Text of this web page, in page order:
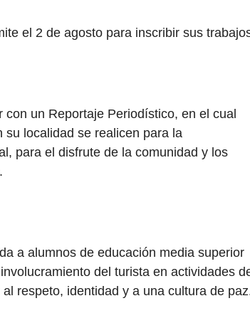
el 2 de agosto para inscribir sus
un Reportaje Periodístico, en el cual
localidad se realicen para la
para el disfrute de la comunidad y los
a alumnos de educación media superior
del turista en actividades
respeto, identidad y a una cultura de